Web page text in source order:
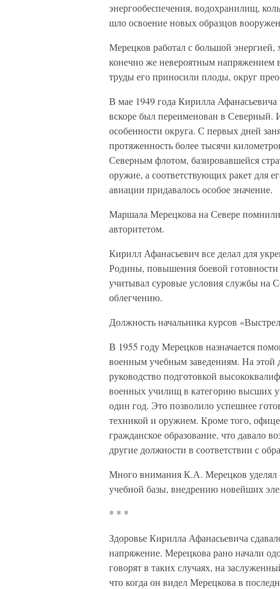
энергообеспечения, водохранилищ,
шло освоение новых образцов
Мерецков работал с большой
конечно же невероятным
труды его приносили плоды, округ
В мае 1949 года Кирилла
вскоре был переименован в Северный.
особенности округа. С первых дней
протяженность более тысячи
Северным флотом, базировавшейся
оружие, а соответствующих ракет для
авиации придавалось особое значение.
Маршала Мерецкова на Севере
авторитетом.
Кирилл Афанасьевич все делал для
Родины, повышения боевой готовности
учитывал суровые условия службы на
облегчению.
Должность начальника курсов
В 1955 году Мерецков назначается
военным учебным заведениям. На этой
руководство подготовкой
военных училищ в категорию высших
один год. Это позволило успешнее
техникой и оружием. Кроме того,
гражданское образование, что давало
другие должности в соответствии с
Много внимания К.А. Мерецков уделял
учебной базы, внедрению новейших
* * *
Здоровье Кирилла Афанасьевича
напряжение. Мерецкова рано начали
говорят в таких случаях, на
что когда он видел Мерецкова в